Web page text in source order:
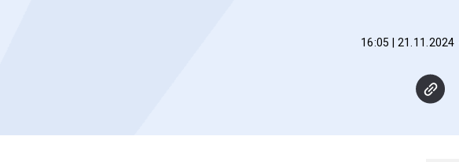
21.11.2024 | 16:05